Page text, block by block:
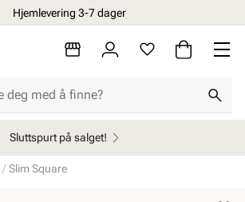
Hjemlevering 3-7 dager
Sluttspurt på salget!
Slim Square